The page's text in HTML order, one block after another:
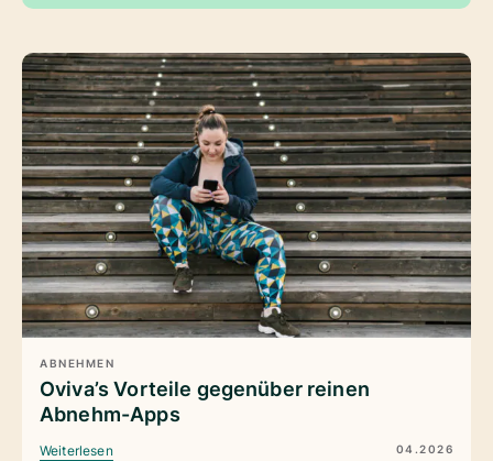
ABNEHMEN
Oviva’s Vorteile gegenüber reinen
Abnehm-Apps
Weiterlesen 04.2026